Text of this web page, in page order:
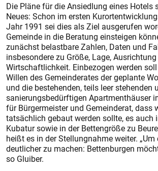
Die Pläne für die Ansiedlung eines Hotels
Neues: Schon im ersten
Jahr 1991 sei dies als Ziel ausgerufen
Gemeinde in die Beratung einsteigen
zunächst belastbare Zahlen, Daten und
insbesondere zu Größe, Lage,
Wirtschaftlichkeit. Einbezogen werden
Willen des Gemeinderates der geplante
und die bestehenden, teils leer stehenden
sanierungsbedürftigen Apartmenthäuser
für Bürgermeister und Gemeinderat, dass
tatsächlich gebaut werden sollte, es auch
Kubatur sowie in der Bettengröße zu
heißt es in der Stellungnahme weiter. „Um
deutlicher zu machen: Bettenburgen
so Gluiber.